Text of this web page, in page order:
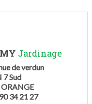
Jardinage
de verdun
7 Sud
34 21 27